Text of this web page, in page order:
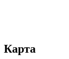
Карта